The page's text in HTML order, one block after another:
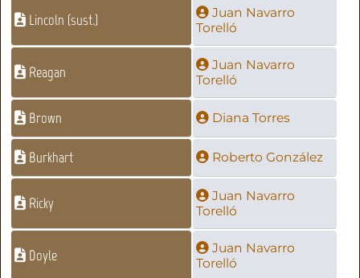
Lincoln (sust.)
Juan Navarro
Torelló
Reagan
Juan Navarro
Torelló
Brown Diana Torres
Burkhart Roberto González
Ricky
Juan Navarro
Torelló
Doyle
Juan Navarro
Torelló